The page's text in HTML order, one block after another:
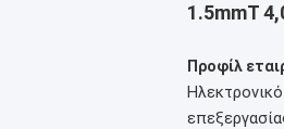
1.5mmT
Προφίλ